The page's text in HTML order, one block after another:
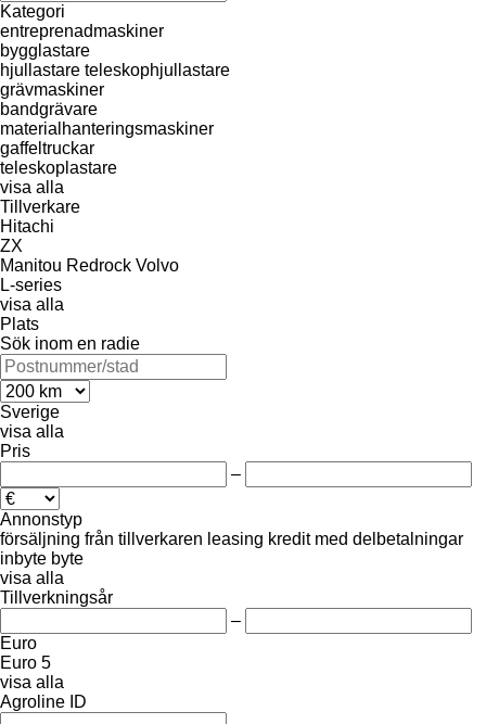
Kategori
entreprenadmaskiner
bygglastare
hjullastare teleskophjullastare
grävmaskiner
bandgrävare
materialhanteringsmaskiner
gaffeltruckar
teleskoplastare
visa alla
Tillverkare
Hitachi
ZX
Manitou Redrock Volvo
L-series
visa alla
Plats
Sök inom en radie
Sverige
visa alla
Pris
–
Annonstyp
försäljning från tillverkaren leasing kredit med delbetalningar
inbyte byte
visa alla
Tillverkningsår
–
Euro
Euro 5
visa alla
Agroline ID